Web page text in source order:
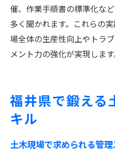
催、作業手順書の標準化な
多く聞かれます。これらの
場全体の生産性向上やトラ
メント力の強化が実現します
福井県で鍛える
キル
土木現場で求められる管